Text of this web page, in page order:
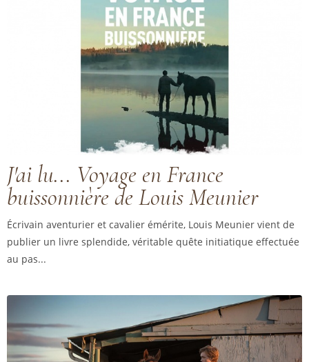
J'ai lu... Voyage en France
buissonnière de Louis Meunier
Écrivain aventurier et cavalier émérite, Louis Meunier vient de
publier un livre splendide, véritable quête initiatique effectuée
au pas...